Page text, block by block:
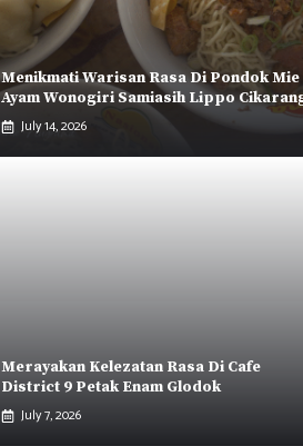
Menikmati Warisan Rasa Di Pondok Mie
Ayam Wonogiri Samiasih Lippo
July 14, 2026
Merayakan Kelezatan Rasa Di Cafe
District 9 Petak Enam Glodok
July 7, 2026